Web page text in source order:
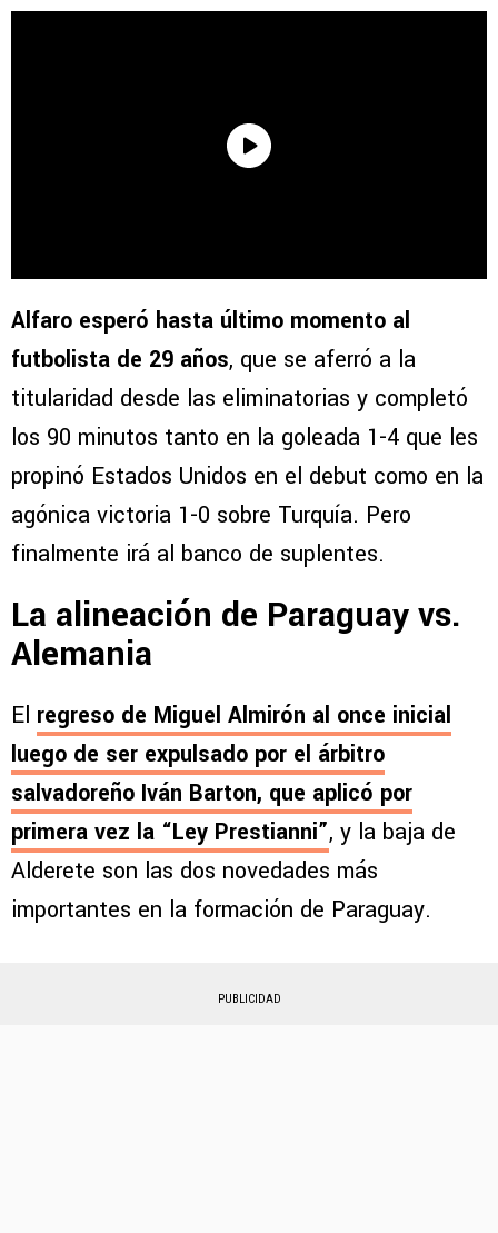
Alfaro esperó hasta último momento al
futbolista de 29 años, que se aferró a la
titularidad desde las eliminatorias y completó
los 90 minutos tanto en la goleada 1-4 que les
propinó Estados Unidos en el debut como en la
agónica victoria 1-0 sobre Turquía. Pero
finalmente irá al banco de suplentes.
La alineación de Paraguay vs.
Alemania
El regreso de Miguel Almirón al once inicial
luego de ser expulsado por el árbitro
salvadoreño Iván Barton, que aplicó por
primera vez la “Ley Prestianni”, y la baja de
Alderete son las dos novedades más
importantes en la formación de Paraguay.
PUBLICIDAD